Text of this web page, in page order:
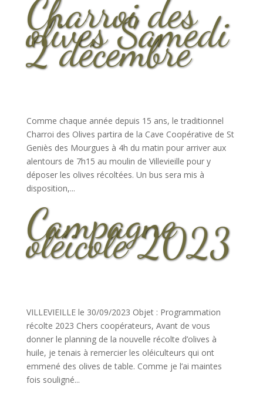
Charroi des
olives Samedi
2 décembre
Comme chaque année depuis 15 ans, le traditionnel
Charroi des Olives partira de la Cave Coopérative de St
Geniès des Mourgues à 4h du matin pour arriver aux
alentours de 7h15 au moulin de Villevieille pour y
déposer les olives récoltées. Un bus sera mis à
disposition,...
Campagne
oléicole 2023
VILLEVIEILLE le 30/09/2023 Objet : Programmation
récolte 2023 Chers coopérateurs, Avant de vous
donner le planning de la nouvelle récolte d’olives à
huile, je tenais à remercier les oléiculteurs qui ont
emmené des olives de table. Comme je l’ai maintes
fois souligné...